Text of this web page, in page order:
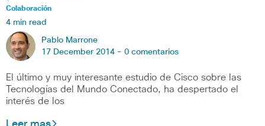
Colaboración
4 min read
Pablo Marrone
17 December 2014 - 0 comentarios
El último y muy interesante estudio de Cisco sobre las
Tecnologías del Mundo Conectado, ha despertado el
interés de los